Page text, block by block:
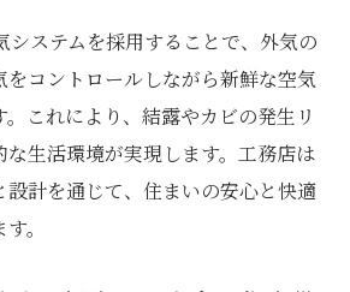
システムを採用することで、外気の
をコントロールしながら新鮮な空気
これにより、結露やカビの発生リ
な生活環境が実現します。工務店は
設計を通じて、住まいの安心と快適
。